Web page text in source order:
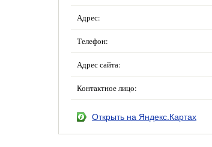
Адрес:
Телефон:
Адрес сайта:
Контактное лицо:
Открыть на Яндекс.Картах